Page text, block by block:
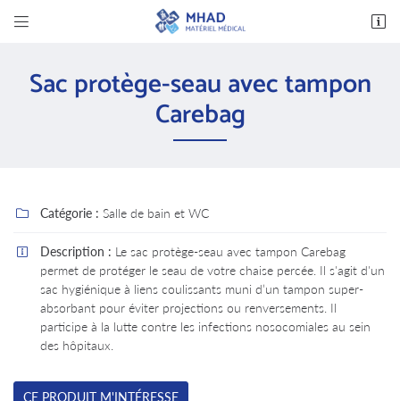
 
02 47 94 03 32
Adresse email de réception
En cochant cette case, vous consentez à recevoir nos propositions commerciales à
le formulaire de désinscription.
Sac protège-seau avec tampon
Carebag
 Catégorie : Salle de bain et WC
 Description : Le sac protège-seau avec tampon Carebag
permet de protéger le seau de votre chaise percée. Il s'agit d'un
sac hygiénique à liens coulissants muni d’un tampon super-
absorbant pour éviter projections ou renversements. Il
participe à la lutte contre les infections nosocomiales au sein
des hôpitaux.
CE PRODUIT M'INTÉRESSE